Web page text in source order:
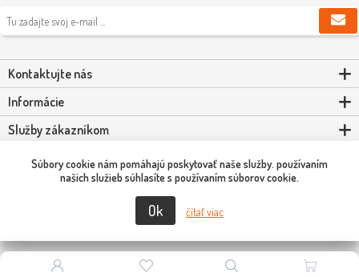
Kontaktujte nás
Informácie
Služby zákazníkom
Môj účet
Copyright © 2026 Scooter-Tuning SK. Všetky práva vyhradené.
Súbory cookie nám pomáhajú poskytovať naše služby. používaním
našich služieb súhlasíte s používaním súborov cookie.
Ok čítať viac